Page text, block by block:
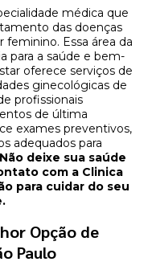
médica que
das doenças
Essa área da
para a saúde e bem-
oferece serviços de
ginecológicas de
profissionais
de última
exames preventivos,
adequados para
Não deixe sua saúde
com a Clinica
para cuidar do seu
Opção de
Paulo